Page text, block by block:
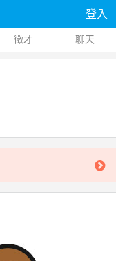
登入
徵才 聊天